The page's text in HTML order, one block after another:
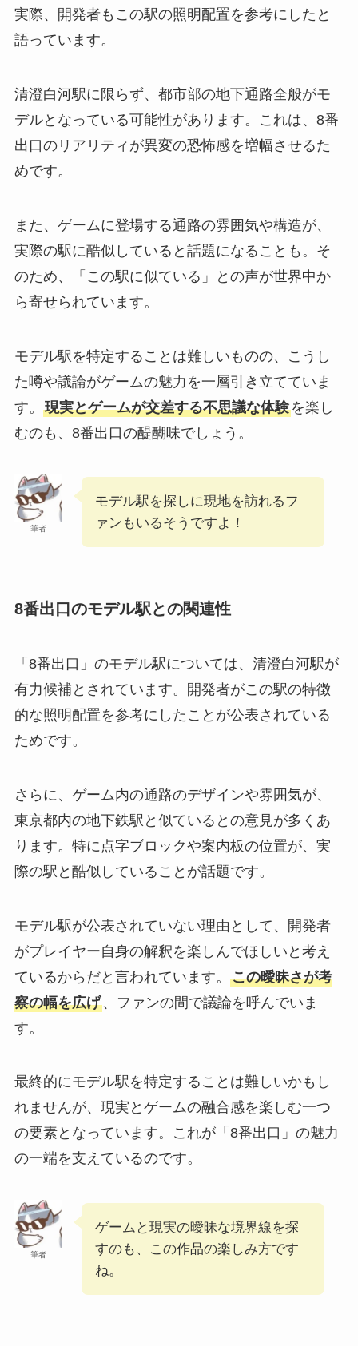
実際、開発者もこの駅の照明配置を参考にしたと
語っています。
清澄白河駅に限らず、都市部の地下通路全般がモ
デルとなっている可能性があります。これは、8番
出口のリアリティが異変の恐怖感を増幅させるた
めです。
また、ゲームに登場する通路の雰囲気や構造が、
実際の駅に酷似していると話題になることも。そ
のため、「この駅に似ている」との声が世界中か
ら寄せられています。
モデル駅を特定することは難しいものの、こうし
た噂や議論がゲームの魅力を一層引き立てていま
す。 現実とゲームが交差する不思議な体験を楽し
むのも、8番出口の醍醐味でしょう。
筆者
モデル駅を探しに現地を訪れるフ
ァンもいるそうですよ！
8番出口のモデル駅との関連性
「8番出口」のモデル駅については、清澄白河駅が
有力候補とされています。開発者がこの駅の特徴
的な照明配置を参考にしたことが公表されている
ためです。
さらに、ゲーム内の通路のデザインや雰囲気が、
東京都内の地下鉄駅と似ているとの意見が多くあ
ります。特に点字ブロックや案内板の位置が、実
際の駅と酷似していることが話題です。
モデル駅が公表されていない理由として、開発者
がプレイヤー自身の解釈を楽しんでほしいと考え
ているからだと言われています。 この曖昧さが考
察の幅を広げ、ファンの間で議論を呼んでいま
す。
最終的にモデル駅を特定することは難しいかもし
れませんが、現実とゲームの融合感を楽しむ一つ
の要素となっています。これが「8番出口」の魅力
の一端を支えているのです。
筆者
ゲームと現実の曖昧な境界線を探
すのも、この作品の楽しみ方です
ね。